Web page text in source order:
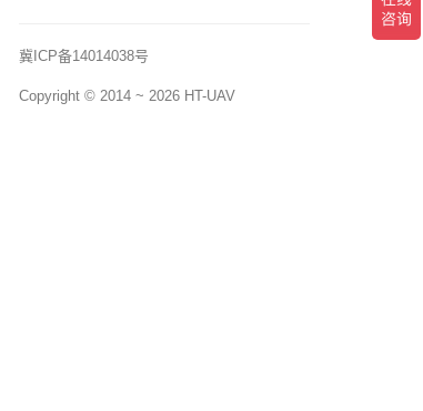
冀ICP备14014038号
Copyright © 2014 ~ 2026 HT-UAV